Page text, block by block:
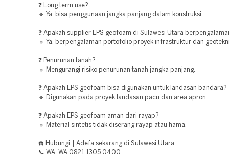
❓ Long term use?
🔹 Ya, bisa penggunaan jangka panjang dalam konstruksi.
❓ Apakah supplier EPS geofoam di Sulawesi Utara
🔹 Ya, berpengalaman portofolio proyek infrastruktur dan
❓ Penurunan tanah?
🔹 Mengurangi risiko penurunan tanah jangka panjang.
❓ Apakah EPS geofoam bisa digunakan untuk landasan bandara?
🔹 Digunakan pada proyek landasan pacu dan area apron.
❓ Apakah EPS geofoam aman dari rayap?
🔹 Material sintetis tidak diserang rayap atau hama.
☎️ Hubungi | Adefa sekarang di Sulawesi Utara.
📞 WA: WA 0821 1305 0400